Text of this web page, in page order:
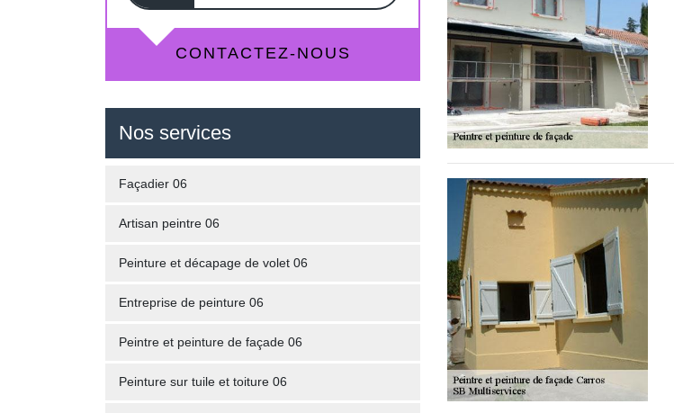
CONTACTEZ-NOUS
Nos services
Façadier 06
Artisan peintre 06
Peinture et décapage de volet 06
Entreprise de peinture 06
Peintre et peinture de façade 06
Peinture sur tuile et toiture 06